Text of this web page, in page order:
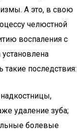
А это, в свою
челюстной
воспаления с
такие последствия:
удаление зуба;
болевые